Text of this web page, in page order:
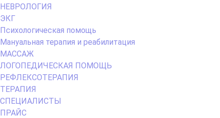
НЕВРОЛОГИЯ
ЭКГ
Психологическая помощь
Мануальная терапия и реабилитация
МАССАЖ
ЛОГОПЕДИЧЕСКАЯ ПОМОЩЬ
РЕФЛЕКСОТЕРАПИЯ
ТЕРАПИЯ
СПЕЦИАЛИСТЫ
ПРАЙС